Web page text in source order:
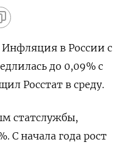
в России с
до 0,09% с
Росстат в среду.
статслужбы,
С начала года рост